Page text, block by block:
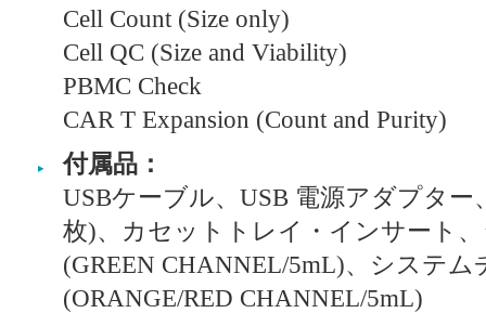
Cell Count (Size only)
Cell QC (Size and Viability)
PBMC Check
CAR T Expansion (Count and Purity)
付属品：
USBケーブル、USB 電源アダプター
枚)、カセットトレイ・インサート
(GREEN CHANNEL/5mL)、システ
(ORANGE/RED CHANNEL/5mL)